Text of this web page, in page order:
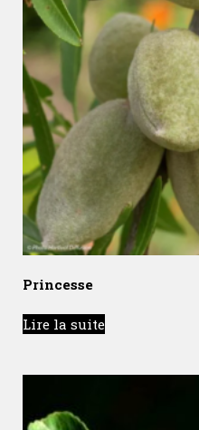
Princesse
Lire la suite